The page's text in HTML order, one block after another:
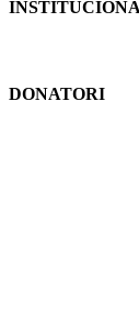
DONATORI